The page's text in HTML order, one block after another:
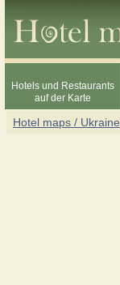
Hotels und Restaurants
auf der Karte
Hotel maps / Ukraine